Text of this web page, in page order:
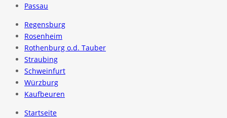
Passau
Regensburg
Rosenheim
Rothenburg o.d. Tauber
Straubing
Schweinfurt
Würzburg
Kaufbeuren
Startseite